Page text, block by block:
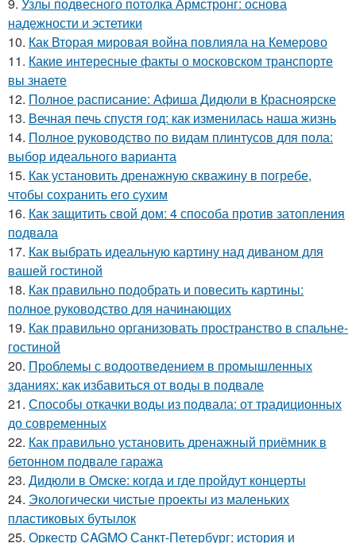
надежности и эстетики
10. Как Вторая мировая война повлияла на Кемерово
11. Какие интересные факты о московском транспорте
вы знаете
12. Полное расписание: Афиша Дидюли в Красноярске
13. Вечная печь спустя год: как изменилась наша жизнь
14. Полное руководство по видам плинтусов для пола:
выбор идеального варианта
15. Как установить дренажную скважину в погребе,
чтобы сохранить его сухим
16. Как защитить свой дом: 4 способа против затопления
подвала
17. Как выбрать идеальную картину над диваном для
вашей гостиной
18. Как правильно подобрать и повесить картины:
полное руководство для начинающих
19. Как правильно организовать пространство в спальне-
гостиной
20. Проблемы с водоотведением в промышленных
зданиях: как избавиться от воды в подвале
21. Способы откачки воды из подвала: от традиционных
до современных
22. Как правильно установить дренажный приёмник в
бетонном подвале гаража
23. Дидюли в Омске: когда и где пройдут концерты
24. Экологически чистые проекты из маленьких
пластиковых бутылок
25. Оркестр CAGMO Санкт-Петербург: история и